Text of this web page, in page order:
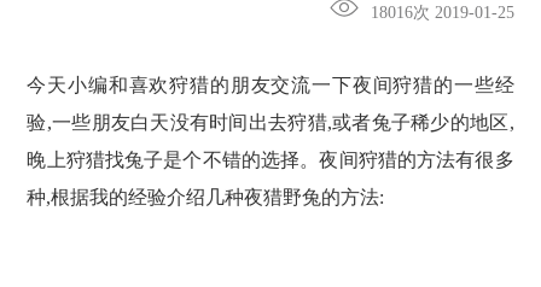
18016次 2019-01-25
今天小编和喜欢狩猎的朋友交流一下夜间狩猎的一些经
验,一些朋友白天没有时间出去狩猎,或者兔子稀少的地区,
晚上狩猎找兔子是个不错的选择。夜间狩猎的方法有很多
种,根据我的经验介绍几种夜猎野兔的方法: